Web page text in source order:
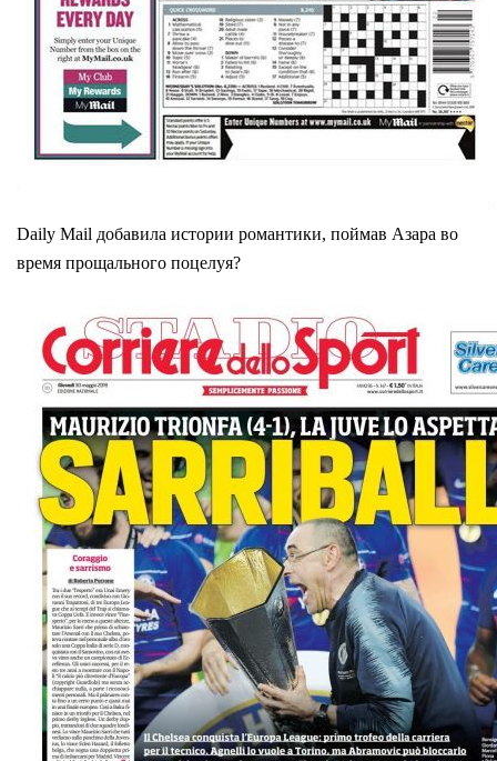
Daily Mail добавила истории романтики, поймав Азара во
время прощального поцелуя?